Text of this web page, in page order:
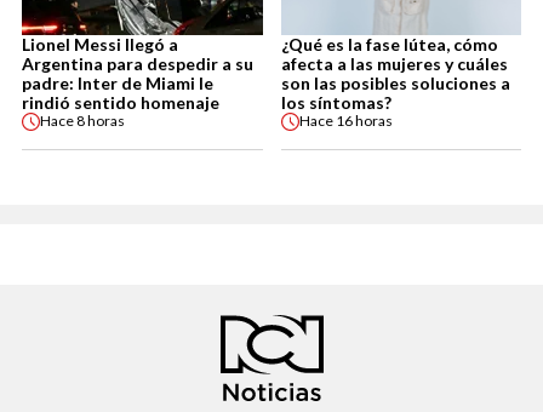
Lionel Messi llegó a
Argentina para despedir a su
padre: Inter de Miami le
rindió sentido homenaje
Hace8 horas
¿Qué es la fase lútea, cómo
afecta a las mujeres y cuáles
son las posibles soluciones a
los síntomas?
Hace 16 horas